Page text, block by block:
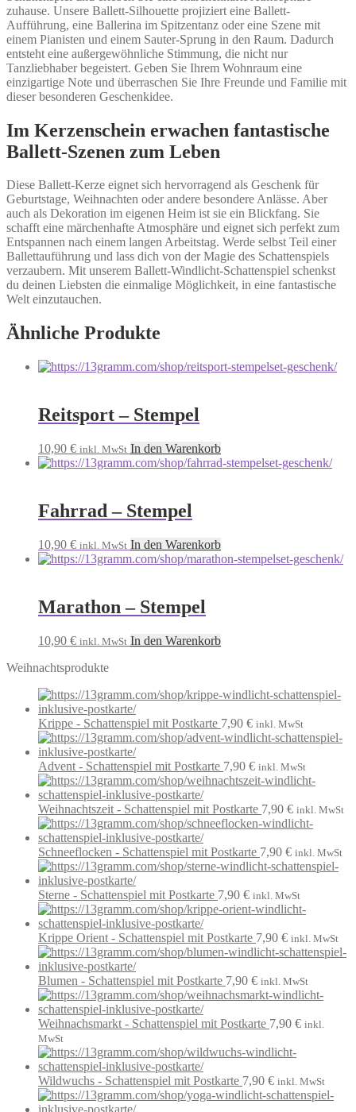
zuhause. Unsere Ballett-Silhouette projiziert eine Ballett-
Aufführung, eine Ballerina im Spitzentanz oder eine Szene mit
einem Pianisten und einem Sauter-Sprung in den Raum. Dadurch
entsteht eine außergewöhnliche Stimmung, die nicht nur
Tanzliebhaber begeistert. Geben Sie Ihrem Wohnraum eine
einzigartige Note und überraschen Sie Ihre Freunde und Familie mit
dieser besonderen Geschenkidee.
Im Kerzenschein erwachen fantastische
Ballett-Szenen zum Leben
Diese Ballett-Kerze eignet sich hervorragend als Geschenk für
Geburtstage, Weihnachten oder andere besondere Anlässe. Aber
auch als Dekoration im eigenen Heim ist sie ein Blickfang. Sie
schafft eine märchenhafte Atmosphäre und eignet sich perfekt zum
Entspannen nach einem langen Arbeitstag. Werde selbst Teil einer
Ballettauführung und lass dich von der Magie des Schattenspiels
verzaubern. Mit unserem Ballett-Windlicht-Schattenspiel schenkst
du deinen Liebsten die einmalige Möglichkeit, in eine fantastische
Welt einzutauchen.
Ähnliche Produkte
Reitsport – Stempel
10,90 € inkl. MwSt In den Warenkorb
Fahrrad – Stempel
10,90 € inkl. MwSt In den Warenkorb
Marathon – Stempel
10,90 € inkl. MwSt In den Warenkorb
Weihnachtsprodukte
Krippe - Schattenspiel mit Postkarte 7,90 € inkl. MwSt
Advent - Schattenspiel mit Postkarte 7,90 € inkl. MwSt
Weihnachtszeit - Schattenspiel mit Postkarte 7,90 € inkl. MwSt
Schneeflocken - Schattenspiel mit Postkarte 7,90 € inkl. MwSt
Sterne - Schattenspiel mit Postkarte 7,90 € inkl. MwSt
Krippe Orient - Schattenspiel mit Postkarte 7,90 € inkl. MwSt
Blumen - Schattenspiel mit Postkarte 7,90 € inkl. MwSt
Weihnachsmarkt - Schattenspiel mit Postkarte 7,90 € inkl.
MwSt
Wildwuchs - Schattenspiel mit Postkarte 7,90 € inkl. MwSt